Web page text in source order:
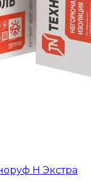
Н Экстра